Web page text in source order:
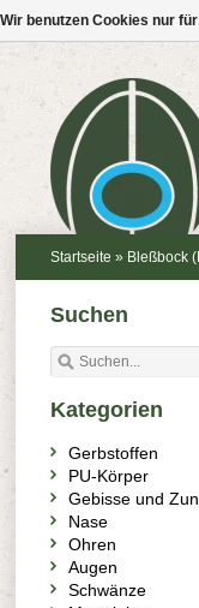
Startseite » Bleßbock
Suchen
Kategorien
Gerbstoffen
PU-Körper
Gebisse und
Nase
Ohren
Augen
Schwänze
Wir benutzen Cookies nur